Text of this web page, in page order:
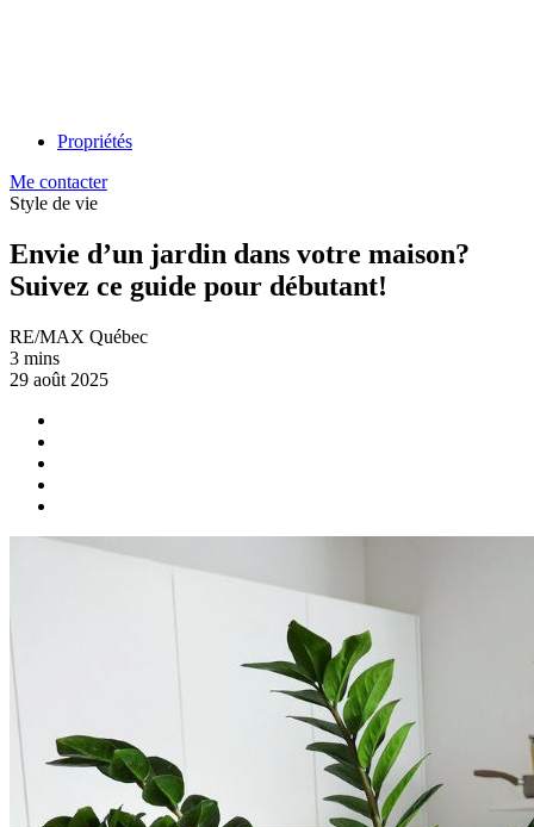
Propriétés
Me contacter
Style de vie
Envie d’un jardin dans votre maison?
Suivez ce guide pour débutant!
RE/MAX Québec
3 mins
29 août 2025